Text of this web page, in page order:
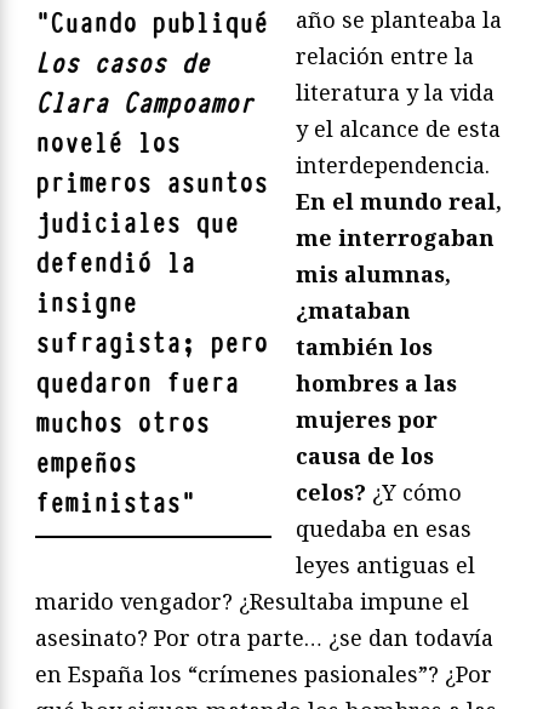
"Cuando publiqué
Los casos de
Clara Campoamor
novelé los
primeros asuntos
judiciales que
defendió la
insigne
sufragista; pero
quedaron fuera
muchos otros
empeños
feministas"
año se planteaba la
relación entre la
literatura y la vida
y el alcance de esta
interdependencia.
En el mundo real,
me interrogaban
mis alumnas,
¿mataban
también los
hombres a las
mujeres por
causa de los
celos? ¿Y cómo
quedaba en esas
leyes antiguas el
marido vengador? ¿Resultaba impune el
asesinato? Por otra parte… ¿se dan todavía
en España los “crímenes pasionales”? ¿Por